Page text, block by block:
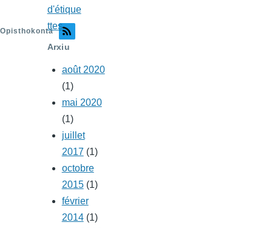
siliquosa
dans
les
Opisthokonta
d'étique
ttes
Arxiu
août 2020
(1)
mai 2020
(1)
juillet
2017 (1)
octobre
2015(1)
février
2014(1)